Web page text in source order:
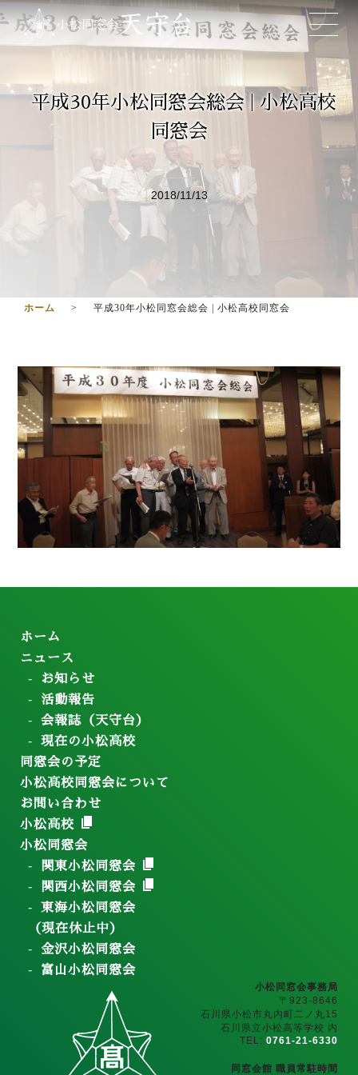
平成30年小松同窓会総会 | 小松高校
同窓会
2018/11/13
ホーム 平成30年小松同窓会総会 | 小松高校同窓会
ホーム
ニュース
お知らせ
活動報告
会報誌（天守台）
現在の小松高校
同窓会の予定
小松高校同窓会について
お問い合わせ
小松高校
小松同窓会
関東小松同窓会
関西小松同窓会
東海小松同窓会
（現在休止中）
金沢小松同窓会
富山小松同窓会
小松同窓会事務局
〒923-8646
石川県小松市丸内町二ノ丸15
石川県立小松高等学校 内
TEL: 0761-21-6330
同窓会館 職員常駐時間